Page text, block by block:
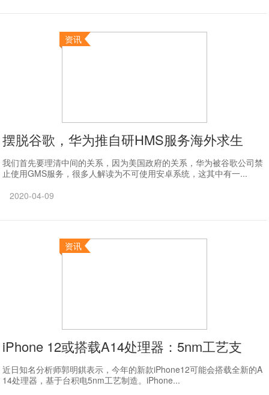
资讯
摆脱谷歌，华为推自研HMS服务海外求生
我们首先要理清中间的关系，因为美国政府的关系，华为被谷歌公司禁
止使用GMS服务，很多人解读为不可使用安卓系统，这其中有一...
2020-04-09
资讯
iPhone 12或搭载A14处理器：5nm工艺支
近日知名分析师郭明錤表示，今年的新款iPhone12可能会搭载全新的A
14处理器，基于台积电5nm工艺制造。iPhone...